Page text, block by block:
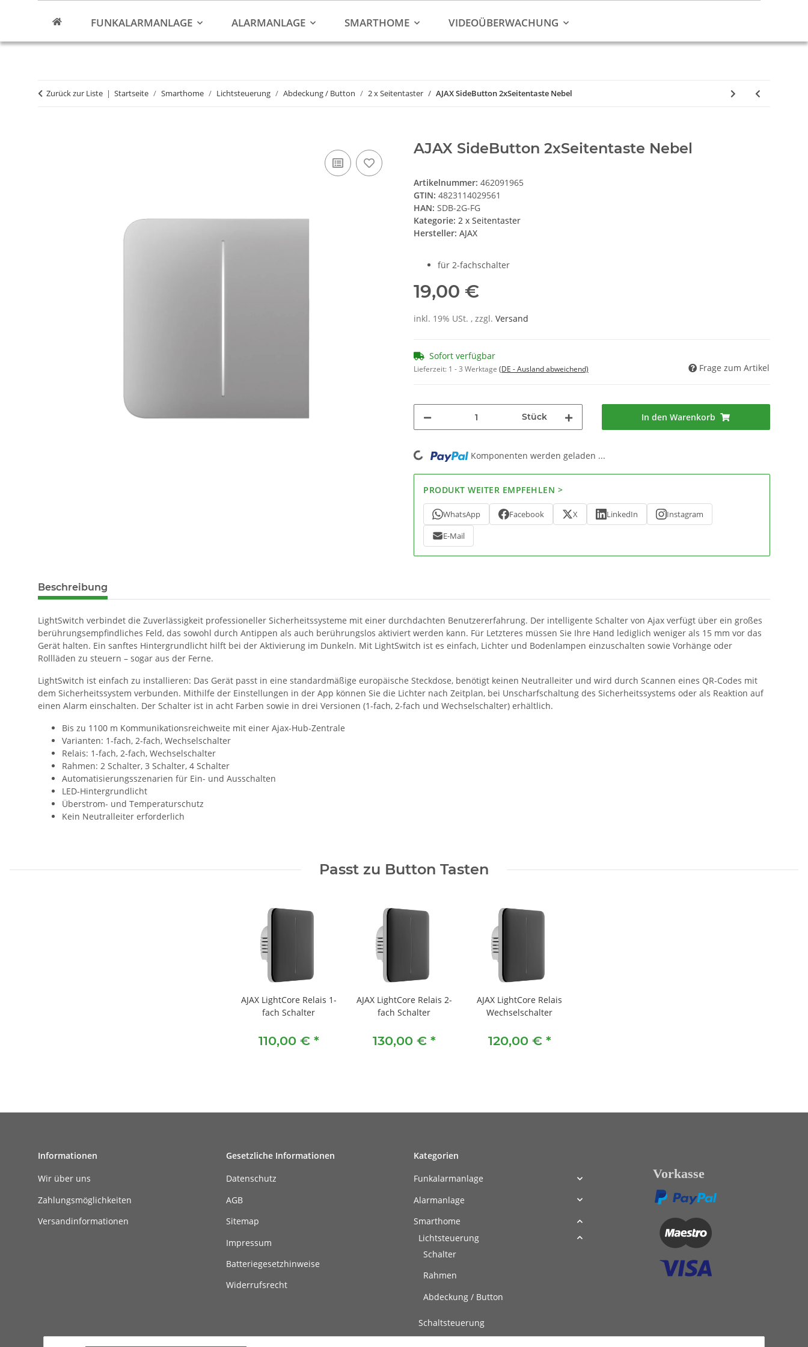
FUNKALARMANLAGE ALARMANLAGE SMARTHOME VIDEOÜBERWACHUNG
Zurück zur Liste Startseite Smarthome Lichtsteuerung Abdeckung / Button 2 x Seitentaster AJAX SideButton 2xSeitentaste Nebel
AJAX SideButton 2xSeitentaste Nebel
Artikelnummer: 462091965
GTIN: 4823114029561
HAN: SDB-2G-FG
Kategorie: 2 x Seitentaster
Hersteller: AJAX
für 2-fachschalter
19,00 €
inkl. 19% USt. , zzgl. Versand
Sofort verfügbar
Lieferzeit: 1 - 3 Werktage (DE - Ausland abweichend) Frage zum Artikel
Stück In den Warenkorb
Loading... Komponenten werden geladen ...
PRODUKT WEITER EMPFEHLEN >
WhatsApp Facebook X LinkedIn
Instagram
E-Mail
Beschreibung
LightSwitch verbindet die Zuverlässigkeit professioneller Sicherheitssysteme mit einer durchdachten Benutzererfahrung. Der intelligente Schalter von Ajax verfügt über ein großes
berührungsempfindliches Feld, das sowohl durch Antippen als auch berührungslos aktiviert werden kann. Für Letzteres müssen Sie Ihre Hand lediglich weniger als 15 mm vor das
Gerät halten. Ein sanftes Hintergrundlicht hilft bei der Aktivierung im Dunkeln. Mit LightSwitch ist es einfach, Lichter und Bodenlampen einzuschalten sowie Vorhänge oder
Rollläden zu steuern – sogar aus der Ferne.
LightSwitch ist einfach zu installieren: Das Gerät passt in eine standardmäßige europäische Steckdose, benötigt keinen Neutralleiter und wird durch Scannen eines QR-Codes mit
dem Sicherheitssystem verbunden. Mithilfe der Einstellungen in der App können Sie die Lichter nach Zeitplan, bei Unscharfschaltung des Sicherheitssystems oder als Reaktion auf
einen Alarm einschalten. Der Schalter ist in acht Farben sowie in drei Versionen (1-fach, 2-fach und Wechselschalter) erhältlich.
Bis zu 1100 m Kommunikationsreichweite mit einer Ajax-Hub-Zentrale
Varianten: 1-fach, 2-fach, Wechselschalter
Relais: 1-fach, 2-fach, Wechselschalter
Rahmen: 2 Schalter, 3 Schalter, 4 Schalter
Automatisierungsszenarien für Ein- und Ausschalten
LED-Hintergrundlicht
Überstrom- und Temperaturschutz
Kein Neutralleiter erforderlich
Passt zu Button Tasten
AJAX LightCore Relais 1-
fach Schalter
110,00 € *
AJAX LightCore Relais 2-
fach Schalter
130,00 € *
AJAX LightCore Relais
Wechselschalter
120,00 € *
Informationen
Wir über uns
Zahlungsmöglichkeiten
Versandinformationen
Gesetzliche Informationen
Datenschutz
AGB
Sitemap
Impressum
Batteriegesetzhinweise
Widerrufsrecht
Kategorien
Funkalarmanlage
Alarmanlage
Smarthome
Lichtsteuerung
Schalter
Rahmen
Abdeckung / Button
Schaltsteuerung